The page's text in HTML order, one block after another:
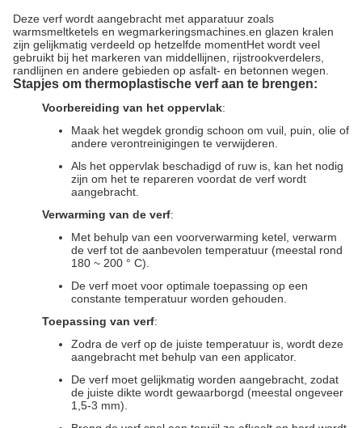
Deze verf wordt aangebracht met apparatuur zoals
warmsmeltketels en wegmarkeringsmachines.en glazen kralen
zijn gelijkmatig verdeeld op hetzelfde momentHet wordt veel
gebruikt bij het markeren van middellijnen, rijstrookverdelers,
randlijnen en andere gebieden op asfalt- en betonnen wegen.
Stapjes om thermoplastische verf aan te brengen:
Voorbereiding van het oppervlak:
Maak het wegdek grondig schoon om vuil, puin, olie of
andere verontreinigingen te verwijderen.
Als het oppervlak beschadigd of ruw is, kan het nodig
zijn om het te repareren voordat de verf wordt
aangebracht.
Verwarming van de verf:
Met behulp van een voorverwarming ketel, verwarm
de verf tot de aanbevolen temperatuur (meestal rond
180 ~ 200 ° C).
De verf moet voor optimale toepassing op een
constante temperatuur worden gehouden.
Toepassing van verf:
Zodra de verf op de juiste temperatuur is, wordt deze
aangebracht met behulp van een applicator.
De verf moet gelijkmatig worden aangebracht, zodat
de juiste dikte wordt gewaarborgd (meestal ongeveer
1,5-3 mm).